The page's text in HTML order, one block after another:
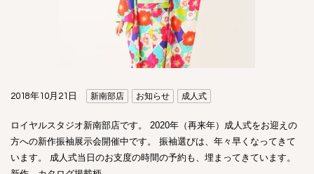
2018年10月21日 新南部店 お知らせ 成人式
ロイヤルスタジオ新南部店です。 2020年（再来年）成人式をお迎えの
方への新作振袖展示会開催中です。 振袖選びは、年々早くなってきて
います。 成人式当日のお支度の時間の予約も、埋まってきています。